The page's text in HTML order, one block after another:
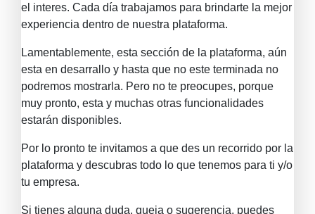
el interes. Cada día trabajamos para brindarte la mejor
experiencia dentro de nuestra plataforma.
Lamentablemente, esta sección de la plataforma, aún
esta en desarrallo y hasta que no este terminada no
podremos mostrarla. Pero no te preocupes, porque
muy pronto, esta y muchas otras funcionalidades
estarán disponibles.
Por lo pronto te invitamos a que des un recorrido por la
plataforma y descubras todo lo que tenemos para ti y/o
tu empresa.
Si tienes alguna duda, queja o sugerencia, puedes